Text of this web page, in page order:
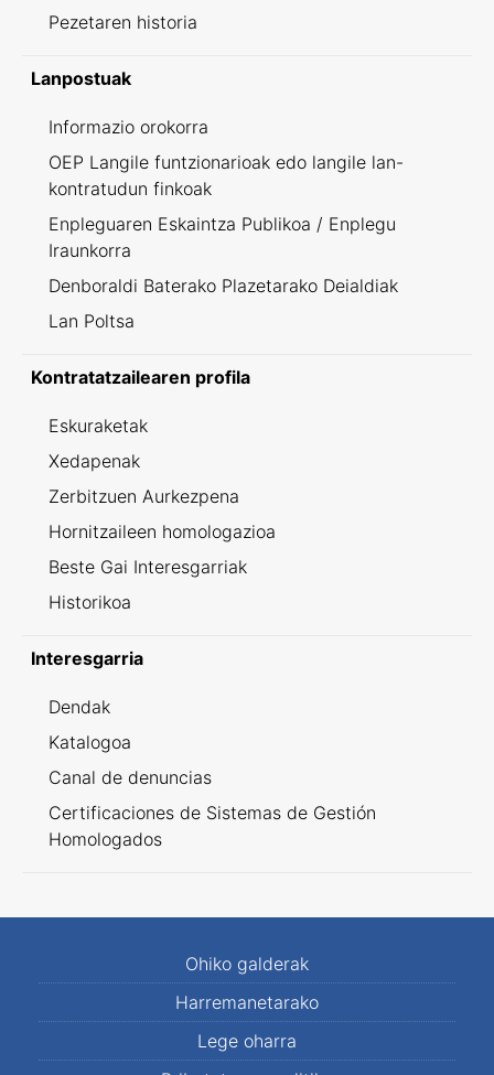
Pezetaren historia
Lanpostuak
Informazio orokorra
OEP Langile funtzionarioak edo langile lan-
kontratudun finkoak
Enpleguaren Eskaintza Publikoa / Enplegu
Iraunkorra
Denboraldi Baterako Plazetarako Deialdiak
Lan Poltsa
Kontratatzailearen profila
Eskuraketak
Xedapenak
Zerbitzuen Aurkezpena
Hornitzaileen homologazioa
Beste Gai Interesgarriak
Historikoa
Interesgarria
Dendak
Katalogoa
Canal de denuncias
Certificaciones de Sistemas de Gestión
Homologados
Ohiko galderak
Harremanetarako
Lege oharra